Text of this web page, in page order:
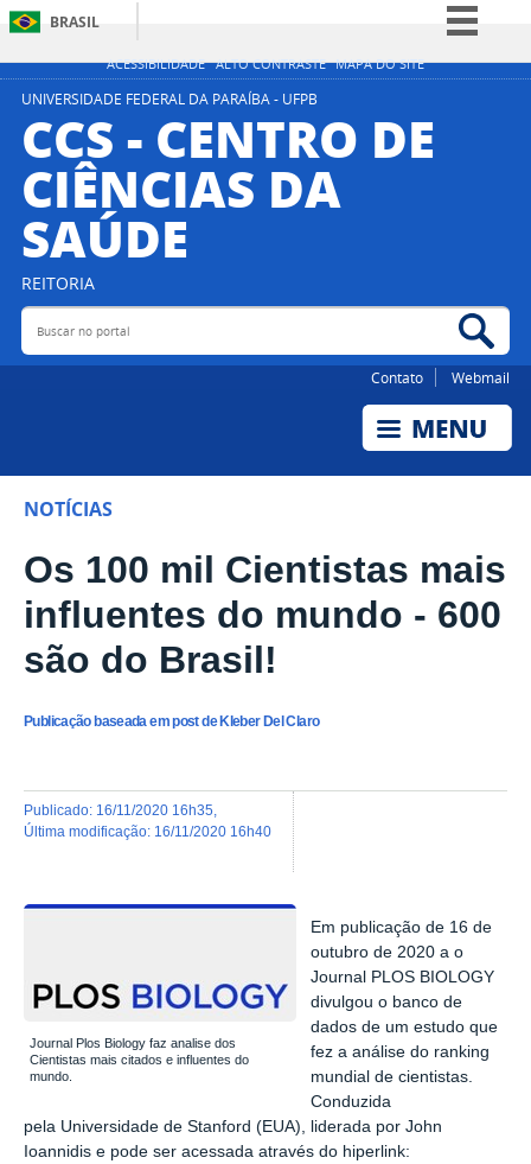
ACESSIBILIDADE ALTO CONTRASTE MAPA DO SITE
BRASIL
Simplifique!
Participe
Acesso à informação
Legislação
UNIVERSIDADE FEDERAL DA PARAÍBA - UFPB
CCS - CENTRO DE
CIÊNCIAS DA
SAÚDE
REITORIA
Buscar no portal
Contato Webmail
NOTÍCIAS
Os 100 mil Cientistas mais
influentes do mundo - 600
são do Brasil!
Publicação baseada em post de Kleber Del Claro
publicado: 16/11/2020 16h35
última modificação: 16/11/2020 16h40
Journal Plos Biology faz analise dos
Cientistas mais citados e influentes do
mundo.
Em publicação de 16 de
outubro de 2020 a o
Journal PLOS BIOLOGY
divulgou o banco de
dados de um estudo que
fez a análise do ranking
mundial de cientistas.
Conduzida
pela Universidade de Stanford (EUA) , liderada por John
Ioannidis e pode ser acessada através do hiperlink: